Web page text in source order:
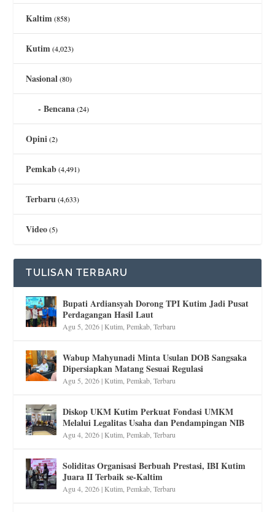
Kaltim(858)
Kutim(4,023)
Nasional(80)
Bencana(24)
Opini(2)
Pemkab(4,491)
Terbaru(4,633)
Video(5)
TULISAN TERBARU
Bupati Ardiansyah Dorong TPI Kutim Jadi Pusat
Perdagangan Hasil Laut
Agu 5, 2026|Kutim ,Pemkab ,Terbaru
Wabup Mahyunadi Minta Usulan DOB Sangsaka
Dipersiapkan Matang Sesuai Regulasi
Agu 5, 2026|Kutim ,Pemkab ,Terbaru
Diskop UKM Kutim Perkuat Fondasi UMKM
Melalui Legalitas Usaha dan Pendampingan NIB
Agu 4, 2026|Kutim ,Pemkab ,Terbaru
Soliditas Organisasi Berbuah Prestasi, IBI Kutim
Juara II Terbaik se-Kaltim
Agu 4, 2026|Kutim ,Pemkab ,Terbaru